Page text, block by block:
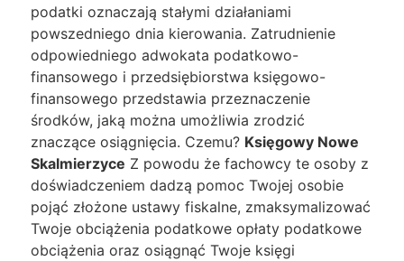
podatki oznaczają stałymi działaniami
powszedniego dnia kierowania. Zatrudnienie
odpowiedniego adwokata podatkowo-
finansowego i przedsiębiorstwa księgowo-
finansowego przedstawia przeznaczenie
środków, jaką można umożliwia zrodzić
znaczące osiągnięcia. Czemu? Księgowy Nowe
Skalmierzyce Z powodu że fachowcy te osoby z
doświadczeniem dadzą pomoc Twojej osobie
pojąć złożone ustawy fiskalne, zmaksymalizować
Twoje obciążenia podatkowe opłaty podatkowe
obciążenia oraz osiągnąć Twoje księgi